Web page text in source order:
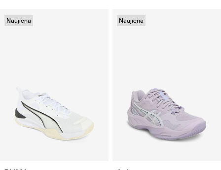
Naujiena Naujiena